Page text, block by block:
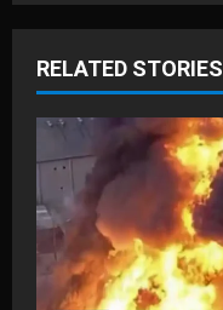
a
v
i
g
a
RELATED STORIES